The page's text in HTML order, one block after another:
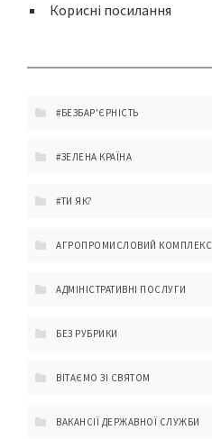
Корисні посилання
#БЕЗБАР'ЄРНІСТЬ
#ЗЕЛЕНА КРАЇНА
#ТИ ЯК?
АГРОПРОМИСЛОВИЙ КОМПЛЕКС
АДМІНІСТРАТИВНІ ПОСЛУГИ
БЕЗ РУБРИКИ
ВІТАЄМО ЗІ СВЯТОМ
ВАКАНСІЇ ДЕРЖАВНОЇ СЛУЖБИ